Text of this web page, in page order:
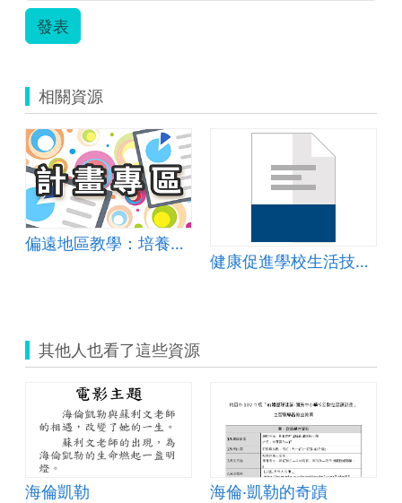
發表
相關資源
偏遠地區教學：培養道德實踐與公民意識素養
健康促進學校生活技能--彙整3
其他人也看了這些資源
海倫凱勒 海倫‧凱勒的奇蹟